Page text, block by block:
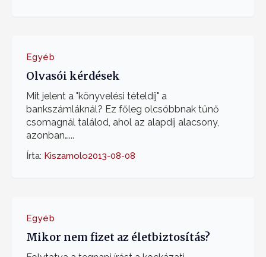
Egyéb
Olvasói kérdések
Mit jelent a "könyvelési tételdíj" a
bankszámláknál? Ez főleg olcsóbbnak tűnő
csomagnál találod, ahol az alapdíj alacsony,
azonban…...
Írta: Kiszamolo2013-08-08
Egyéb
Mikor nem fizet az életbiztosítás?